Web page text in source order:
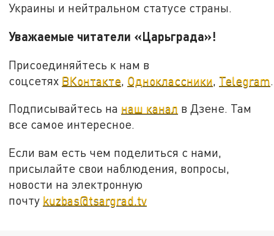
Украины и нейтральном статусе страны.
Уважаемые читатели «Царьграда»!
Присоединяйтесь к нам в
соцсетях ВКонтакте Одноклассники Telegram
Подписывайтесь на наш канал в Дзене. Там
все самое интересное.
Если вам есть чем поделиться с нами,
присылайте свои наблюдения, вопросы,
новости на электронную
почту kuzbas@tsargrad.tv